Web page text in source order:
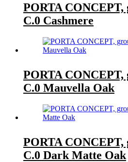
PORTA CONCEPT,
C.0 Cashmere
PORTA CONCEPT,
C.0 Mauvella Oak
PORTA CONCEPT,
C.0 Dark Matte Oak